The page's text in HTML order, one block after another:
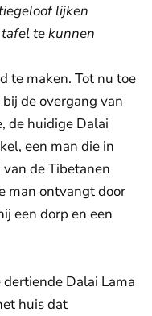
lijken
te kunnen
te maken. Tot nu toe
de overgang van
de huidige Dalai
een man die in
de Tibetanen
man ontvangt door
een dorp en een
dertiende Dalai Lama
huis dat